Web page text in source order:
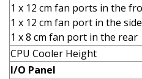
1 x 12 cm fan ports in the
1 x 12 cm fan port in the side
1 x 8 cm fan port in the rear
CPU Cooler Height
I/O Panel